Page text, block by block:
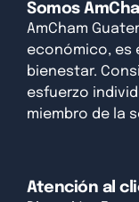
Somos
AmCham
económico, es
bienestar.
esfuerzo
miembro de la
Atención al